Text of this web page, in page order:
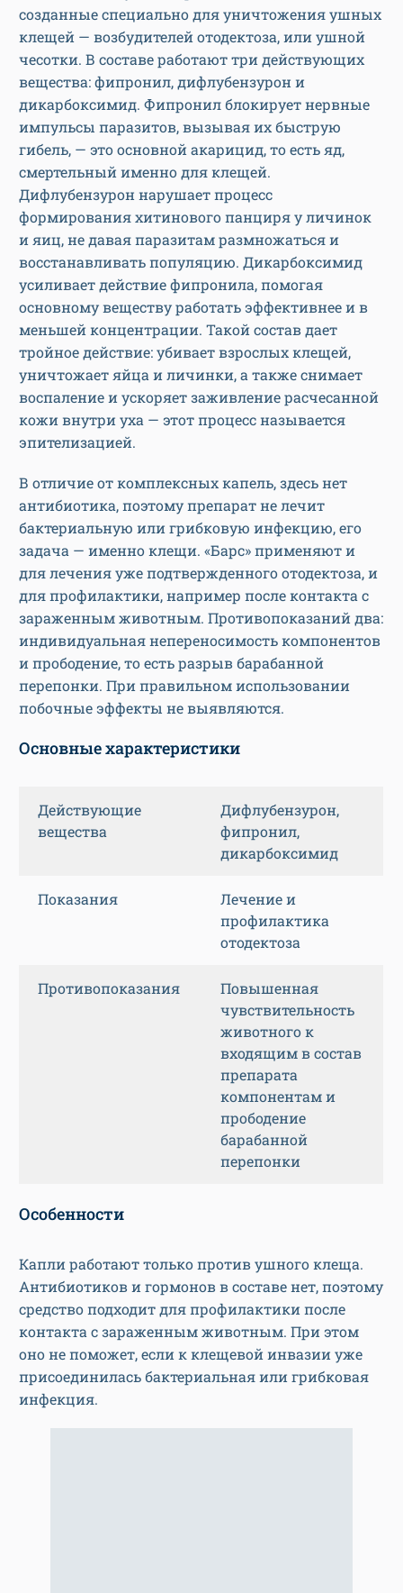
созданные специально для уничтожения ушных
клещей — возбудителей отодектоза, или ушной
чесотки. В составе работают три действующих
вещества: фипронил, дифлубензурон и
дикарбоксимид. Фипронил блокирует нервные
импульсы паразитов, вызывая их быструю
гибель, — это основной акарицид, то есть яд,
смертельный именно для клещей.
Дифлубензурон нарушает процесс
формирования хитинового панциря у личинок
и яиц, не давая паразитам размножаться и
восстанавливать популяцию. Дикарбоксимид
усиливает действие фипронила, помогая
основному веществу работать эффективнее и в
меньшей концентрации. Такой состав дает
тройное действие: убивает взрослых клещей,
уничтожает яйца и личинки, а также снимает
воспаление и ускоряет заживление расчесанной
кожи внутри уха — этот процесс называется
эпителизацией.
В отличие от комплексных капель, здесь нет
антибиотика, поэтому препарат не лечит
бактериальную или грибковую инфекцию, его
задача — именно клещи. «Барс» применяют и
для лечения уже подтвержденного отодектоза, и
для профилактики, например после контакта с
зараженным животным. Противопоказаний два:
индивидуальная непереносимость компонентов
и прободение, то есть разрыв барабанной
перепонки. При правильном использовании
побочные эффекты не выявляются.
Основные характеристики
Действующие
вещества
Дифлубензурон,
фипронил,
дикарбоксимид
Показания
Лечение и
профилактика
отодектоза
Противопоказания
Повышенная
чувствительность
животного к
входящим в состав
препарата
компонентам и
прободение
барабанной
перепонки
Особенности
Капли работают только против ушного клеща.
Антибиотиков и гормонов в составе нет, поэтому
средство подходит для профилактики после
контакта с зараженным животным. При этом
оно не поможет, если к клещевой инвазии уже
присоединилась бактериальная или грибковая
инфекция.